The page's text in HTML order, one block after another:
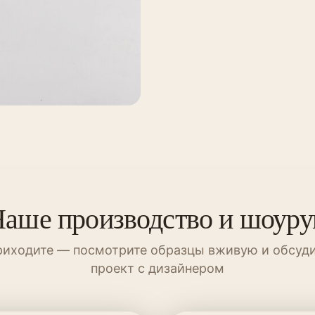
производство и
— посмотрите образцы вживую и
проект с дизайнером